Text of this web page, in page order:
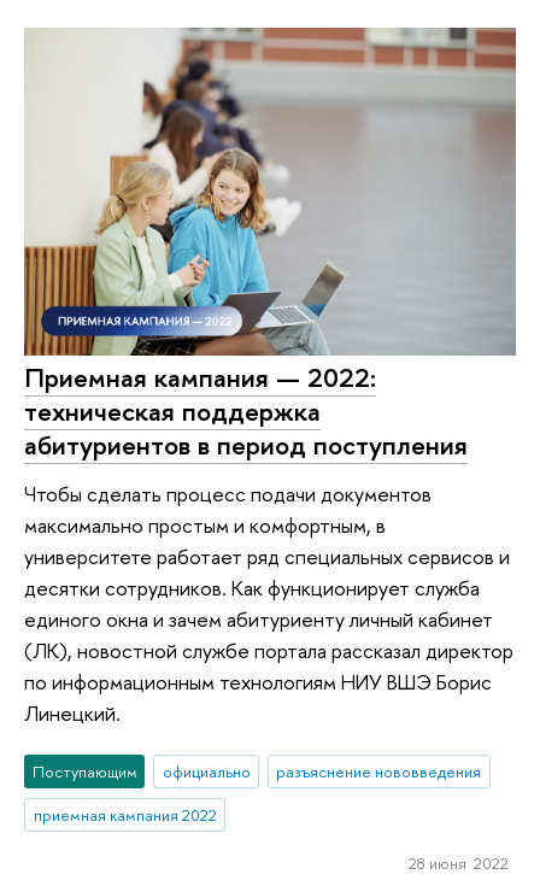
Приемная кампания — 2022:
техническая поддержка
абитуриентов в период поступления
Чтобы сделать процесс подачи документов
максимально простым и комфортным, в
университете работает ряд специальных сервисов и
десятки сотрудников. Как функционирует служба
единого окна и зачем абитуриенту личный кабинет
(ЛК), новостной службе портала рассказал директор
по информационным технологиям НИУ ВШЭ Борис
Линецкий.
Поступающим официально
разъяснение нововведения
приемная кампания 2022
28 июня 2022